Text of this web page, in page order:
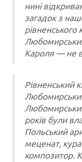
нині
загадок з
рівненського
Кароля — не
Рівненський
років були
Польський
меценат,
композитор.